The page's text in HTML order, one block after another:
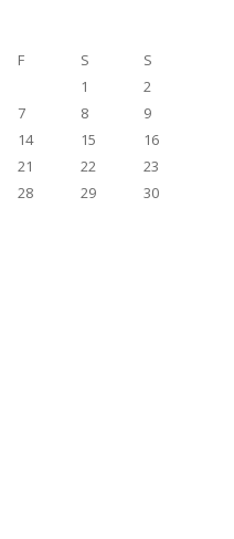
F S
S
1
2
7 8
9
14 15
16
21 22
23
28 29
30